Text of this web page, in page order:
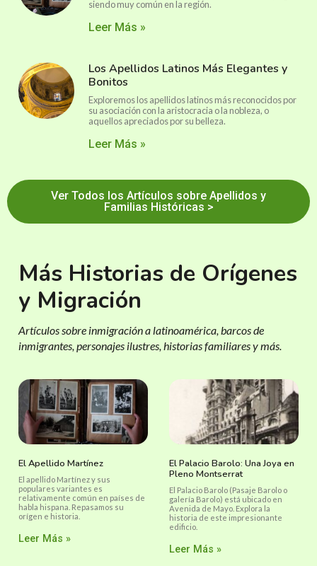
siendo muy común en la región.
Leer Más »
Los Apellidos Latinos Más Elegantes y
Bonitos
Exploremos los apellidos latinos más reconocidos por
su asociación con la aristocracia o la nobleza, o
aquellos apreciados por su belleza.
Leer Más »
Ver Todos los Artículos sobre Apellidos y
Familias Históricas >
Más Historias de Orígenes
y Migración
Artículos sobre inmigración a latinoamérica, barcos de
inmigrantes, personajes ilustres, historias familiares y más.
El Apellido Martínez
El apellido Martínez y sus
populares variantes es
relativamente común en países de
habla hispana. Repasamos su
orígen e historia.
Leer Más »
El Palacio Barolo: Una Joya en
Pleno Montserrat
El Palacio Barolo (Pasaje Barolo o
galería Barolo) está ubicado en
Avenida de Mayo. Explora la
historia de este impresionante
edificio.
Leer Más »